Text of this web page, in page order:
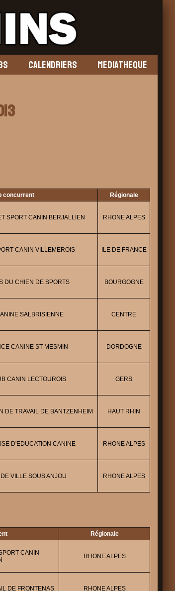
CALENDRIERS MEDIATHEQUE
concurrent Régionale
SPORT CANIN BERJALLIEN RHONE ALPES
CANIN VILLEMEROIS ILE DE FRANCE
DU CHIEN DE SPORTS BOURGOGNE
SALBRISIENNE CENTRE
CANINE ST MESMIN DORDOGNE
CANIN LECTOUROIS GERS
DE TRAVAIL DE BANTZENHEIM HAUT RHIN
D'EDUCATION CANINE RHONE ALPES
VILLE SOUS ANJOU RHONE ALPES
Régionale
CANIN
RHONE ALPES
DE FRONTENAS RHONE ALPES